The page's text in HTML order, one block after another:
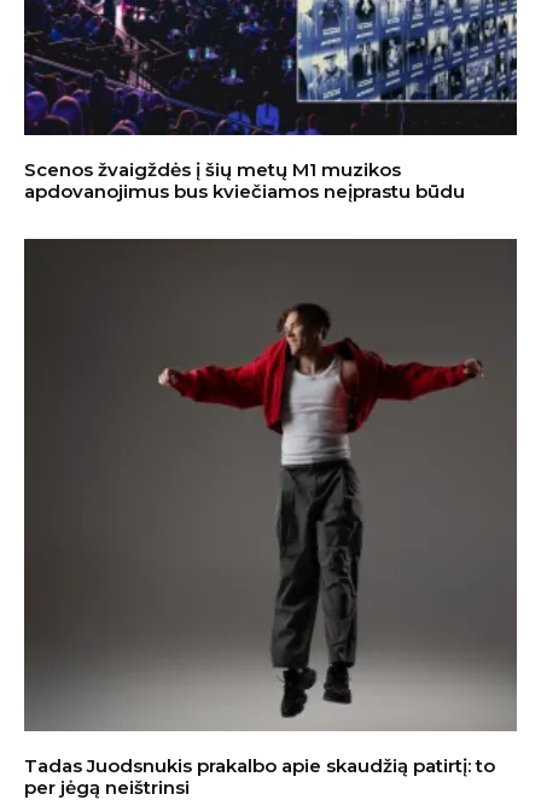
Scenos žvaigždės į šių metų M1 muzikos
apdovanojimus bus kviečiamos neįprastu būdu
Tadas Juodsnukis prakalbo apie skaudžią patirtį: to
per jėgą neištrinsi